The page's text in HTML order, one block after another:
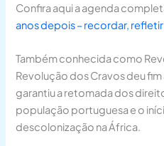
Confira aqui a agenda
anos depois – recordar,
Também conhecida como
Revolução dos Cravos deu fim
garantiu a retomada dos
população portuguesa e o
descolonização na África.